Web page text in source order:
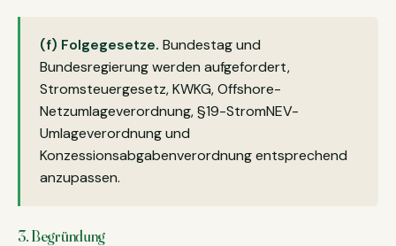
(f) Folgegesetze. Bundestag und
Bundesregierung werden aufgefordert,
Stromsteuergesetz, KWKG, Offshore-
Netzumlageverordnung, §19-StromNEV-
Umlageverordnung und
Konzessionsabgabenverordnung entsprechend
anzupassen.
3. Begründung